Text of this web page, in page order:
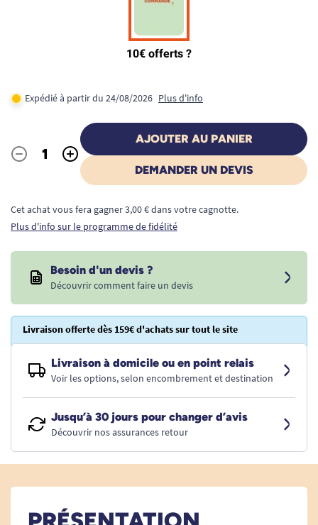
Expédié à partir du 24/08/2026 Plus d'info
Quantité
- +
AJOUTER AU PANIER
DEMANDER UN DEVIS
Cet achat vous fera gagner 3,00 € dans votre cagnotte.
Plus d'info sur le programme de fidélité
Besoin d'un devis ?
Découvrir comment faire un devis
Livraison offerte dès 159€ d'achats sur tout le site
Livraison à domicile ou en point relais
Voir les options, selon encombrement et destination
Jusqu’à 30 jours pour changer d’avis
Découvrir nos assurances retour